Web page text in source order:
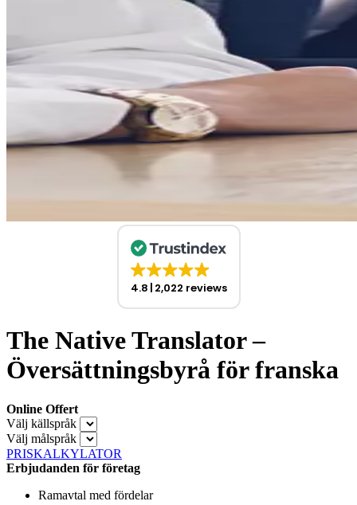
4.8 2,022 reviews
The Native Translator –
Översättningsbyrå för franska
Online Offert
Välj källspråk
Välj målspråk
PRISKALKYLATOR
Erbjudanden för företag
Ramavtal med fördelar